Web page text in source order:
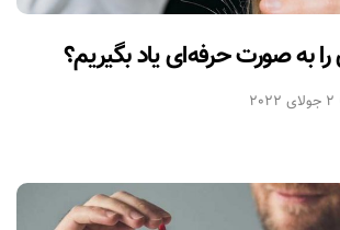
به صورت حرفه‌ای یاد بگیریم؟
2 جولای 2022